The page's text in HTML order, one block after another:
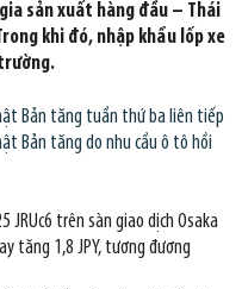
sản xuất hàng đầu – Thái
khi đó, nhập khẩu lốp xe
Bản tăng tuần thứ ba liên tiếp
Bản tăng do nhu cầu ô tô hồi
JRUc6 trên sàn giao dịch Osaka
tăng 1,8 JPY, tương đương